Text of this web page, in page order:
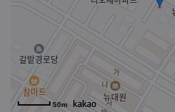
50m